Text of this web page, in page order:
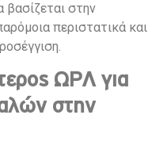
βασίζεται στην
περιστατικά και
ΩΡΛ για
στην